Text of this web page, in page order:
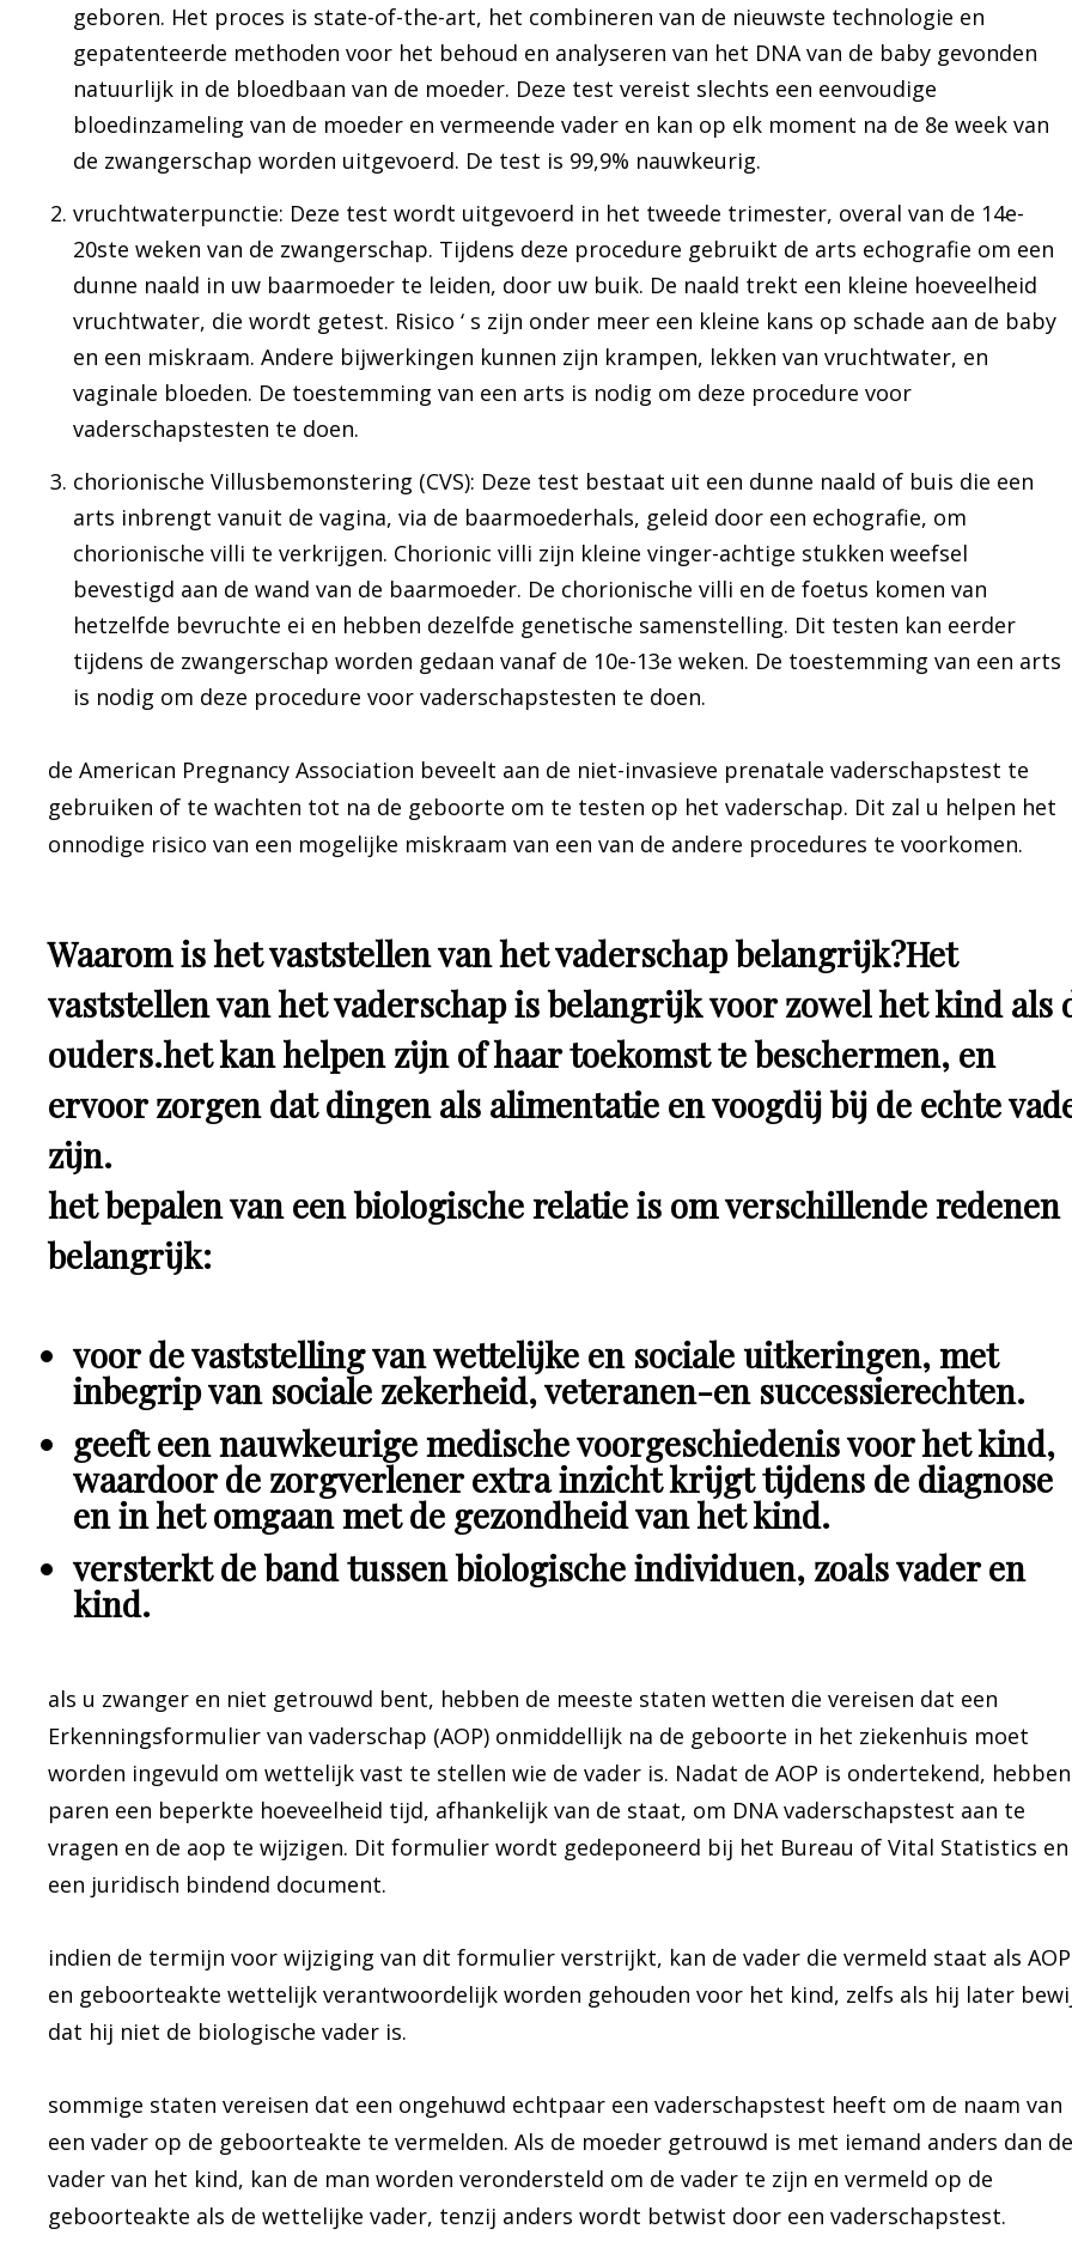
geboren. Het proces is state-of-the-art, het combineren van de nieuwste technologie en
gepatenteerde methoden voor het behoud en analyseren van het DNA van de baby gevonden
natuurlijk in de bloedbaan van de moeder. Deze test vereist slechts een eenvoudige
bloedinzameling van de moeder en vermeende vader en kan op elk moment na de 8e week van
de zwangerschap worden uitgevoerd. De test is 99,9% nauwkeurig.
vruchtwaterpunctie: Deze test wordt uitgevoerd in het tweede trimester, overal van de 14e-
20ste weken van de zwangerschap. Tijdens deze procedure gebruikt de arts echografie om een
dunne naald in uw baarmoeder te leiden, door uw buik. De naald trekt een kleine hoeveelheid
vruchtwater, die wordt getest. Risico ‘ s zijn onder meer een kleine kans op schade aan de baby
en een miskraam. Andere bijwerkingen kunnen zijn krampen, lekken van vruchtwater, en
vaginale bloeden. De toestemming van een arts is nodig om deze procedure voor
vaderschapstesten te doen.
chorionische Villusbemonstering (CVS): Deze test bestaat uit een dunne naald of buis die een
arts inbrengt vanuit de vagina, via de baarmoederhals, geleid door een echografie, om
chorionische villi te verkrijgen. Chorionic villi zijn kleine vinger-achtige stukken weefsel
bevestigd aan de wand van de baarmoeder. De chorionische villi en de foetus komen van
hetzelfde bevruchte ei en hebben dezelfde genetische samenstelling. Dit testen kan eerder
tijdens de zwangerschap worden gedaan vanaf de 10e-13e weken. De toestemming van een arts
is nodig om deze procedure voor vaderschapstesten te doen.
de American Pregnancy Association beveelt aan de niet-invasieve prenatale vaderschapstest te
gebruiken of te wachten tot na de geboorte om te testen op het vaderschap. Dit zal u helpen het
onnodige risico van een mogelijke miskraam van een van de andere procedures te voorkomen.
Waarom is het vaststellen van het vaderschap belangrijk?Het
vaststellen van het vaderschap is belangrijk voor zowel het kind als
ouders.het kan helpen zijn of haar toekomst te beschermen, en
ervoor zorgen dat dingen als alimentatie en voogdij bij de echte
zijn.
het bepalen van een biologische relatie is om verschillende redenen
belangrijk:
voor de vaststelling van wettelijke en sociale uitkeringen, met
inbegrip van sociale zekerheid, veteranen-en successierechten.
geeft een nauwkeurige medische voorgeschiedenis voor het kind,
waardoor de zorgverlener extra inzicht krijgt tijdens de diagnose
en in het omgaan met de gezondheid van het kind.
versterkt de band tussen biologische individuen, zoals vader en
kind.
als u zwanger en niet getrouwd bent, hebben de meeste staten wetten die vereisen dat een
Erkenningsformulier van vaderschap (AOP) onmiddellijk na de geboorte in het ziekenhuis moet
worden ingevuld om wettelijk vast te stellen wie de vader is. Nadat de AOP is ondertekend, hebben
paren een beperkte hoeveelheid tijd, afhankelijk van de staat, om DNA vaderschapstest aan te
vragen en de aop te wijzigen. Dit formulier wordt gedeponeerd bij het Bureau of Vital Statistics
een juridisch bindend document.
indien de termijn voor wijziging van dit formulier verstrijkt, kan de vader die vermeld staat als AOP
en geboorteakte wettelijk verantwoordelijk worden gehouden voor het kind, zelfs als hij later
dat hij niet de biologische vader is.
sommige staten vereisen dat een ongehuwd echtpaar een vaderschapstest heeft om de naam van
een vader op de geboorteakte te vermelden. Als de moeder getrouwd is met iemand anders dan de
vader van het kind, kan de man worden verondersteld om de vader te zijn en vermeld op de
geboorteakte als de wettelijke vader, tenzij anders wordt betwist door een vaderschapstest.